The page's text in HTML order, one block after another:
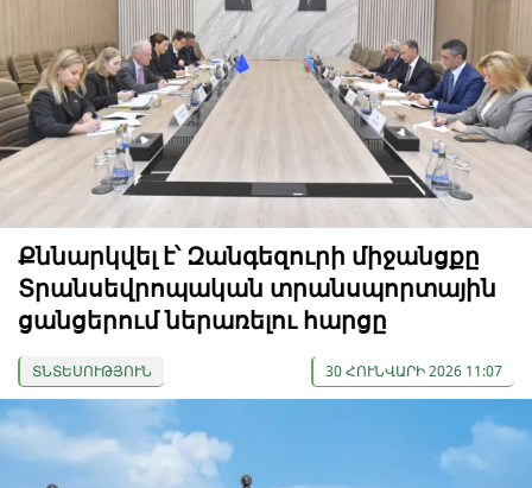
Քննարկվել է՝ Զանգեզուրի միջանցքը
Տրանսեվրոպական տրանսպորտային
ցանցերում ներառելու հարցը
ՏՆՏԵՍՈՒԹՅՈՒՆ 30 ՀՈՒՆՎԱՐԻ 2026 11:07